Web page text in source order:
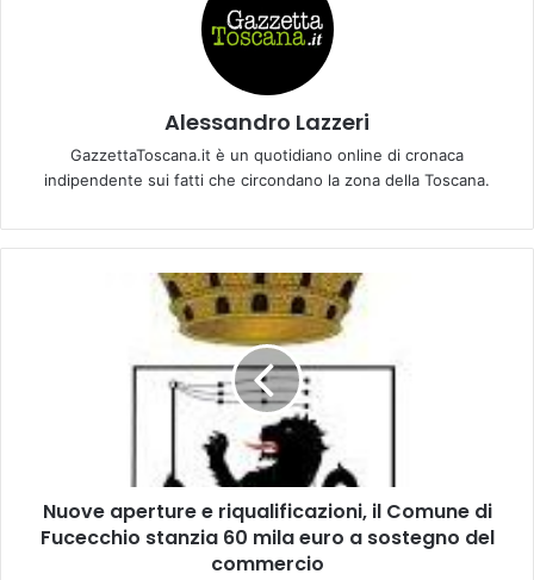
Alessandro Lazzeri
GazzettaToscana.it è un quotidiano online di cronaca
indipendente sui fatti che circondano la zona della Toscana.
Nuove aperture e riqualificazioni, il Comune di
Fucecchio stanzia 60 mila euro a sostegno del
commercio